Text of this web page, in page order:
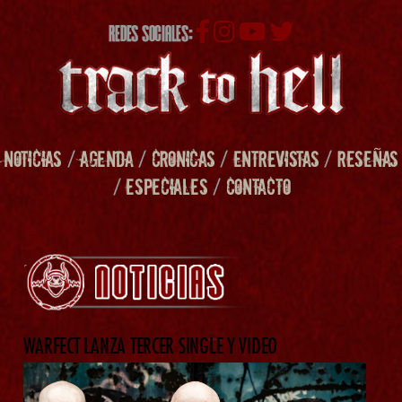
REDES SOCIALES:
NOTICIAS /AGENDA/ CRONICAS/ENTREVISTAS/RESEÑAS
/ESPECIALES/ CONTACTO
WARFECT LANZA TERCER SINGLE Y VIDEO